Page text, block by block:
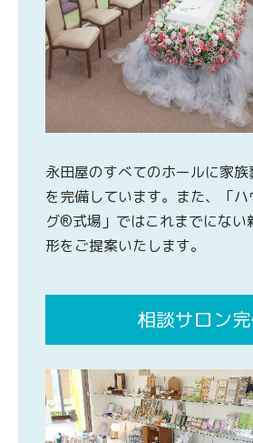
永田屋のすべてのホールに家
を完備しています。また、「
グ®式場」ではこれまでにない
形をご提案いたします。
相談サロン